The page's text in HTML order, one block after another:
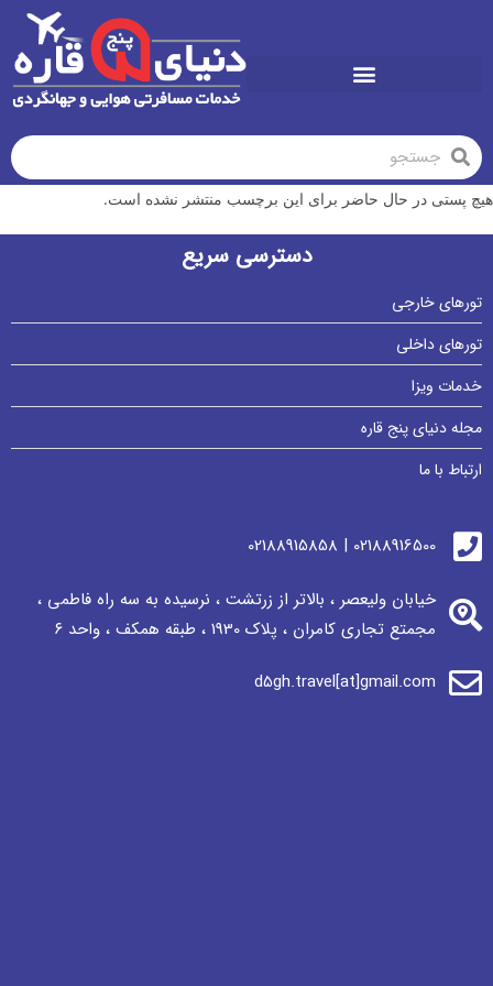
هیچ پستی در حال حاضر برای این برچسب منتشر نشده است.
دسترسی سریع
تورهای خارجی
تورهای داخلی
خدمات ویزا
مجله دنیای پنج قاره
ارتباط با ما
02188916500 | 02188915858
خیابان ولیعصر ، بالاتر از زرتشت ، نرسيده به سه راه فاطمی ،
مجمتع تجاری كامران ، پلاک 1930 ، طبقه همکف ، واحد ٦
d5gh.travel[at]gmail.com